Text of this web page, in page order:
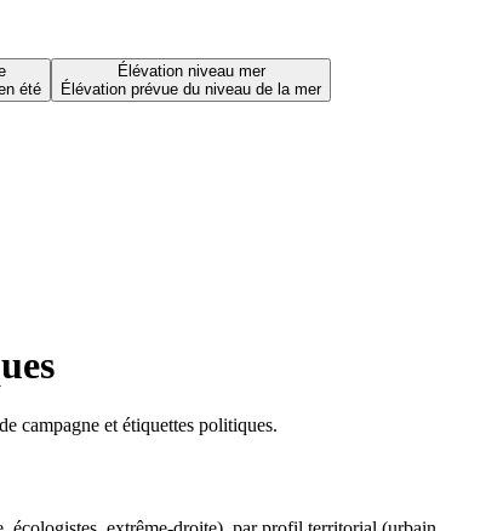
été
Élévation niveau mer
Élévation prévue du niveau de la mer
campagne et étiquettes politiques.